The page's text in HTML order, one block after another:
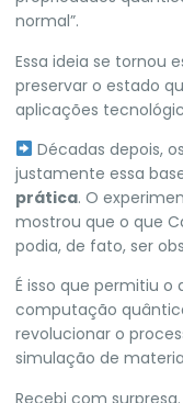
normal”.
Essa ideia se tornou
preservar o estado
aplicações
Décadas depois,
justamente essa
prática. O
mostrou que o que
podia, de fato, ser
É isso que permitiu
computação
revolucionar o
simulação de
Recebi com